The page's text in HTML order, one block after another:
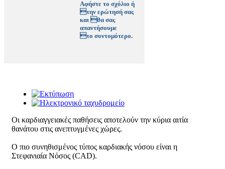
Αφήστε το σχόλιο ή
την ερώτησή σας
και θα σας
απαντήσουμε
το συντομότερο.
Οι καρδιαγγειακές παθήσεις αποτελούν την κύρια αιτία
θανάτου στις ανεπτυγμένες χώρες.
Ο πιο συνηθισμένος τύπος καρδιακής νόσου είναι η
Στεφανιαία Νόσος (CAD).